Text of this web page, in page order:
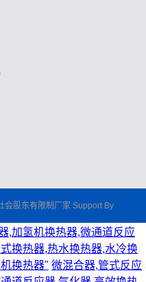
股东有限制厂家 Support By
,加氢机换热器,微通道反应
换热器,热水换热器,水冷换
换热器" 微混合器,管式反应